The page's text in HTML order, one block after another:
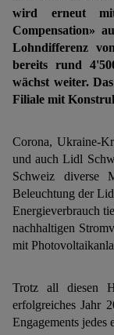
wird erneut
Compensation»
Lohndifferenz
bereits rund
wächst weiter.
Filiale mit
Corona, Ukraine-
und auch Lidl
Schweiz diverse
Beleuchtung der
Energieverbrauch
nachhaltigen
mit
Trotz all diesen
erfolgreiches Jahr
Engagements jedes